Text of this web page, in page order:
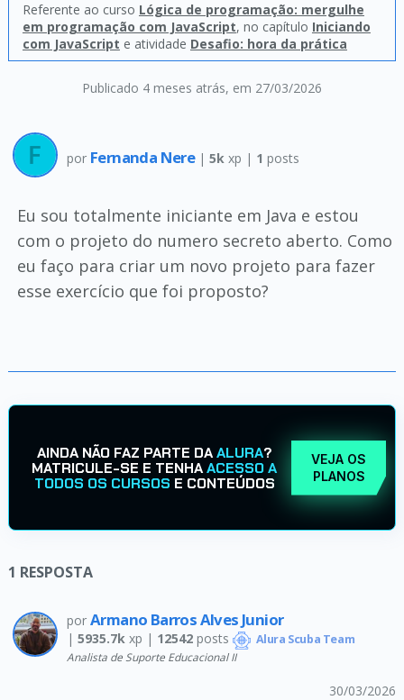
Publicado 4 meses atrás, em 27/03/2026
Referente ao curso Lógica de programação: mergulhe
em programação com JavaScript, no capítulo Iniciando
com JavaScript e atividade Desafio: hora da prática
por Fernanda Nere | 5k xp | 1 posts
Eu sou totalmente iniciante em Java e estou
com o projeto do numero secreto aberto. Como
eu faço para criar um novo projeto para fazer
esse exercício que foi proposto?
AINDA NÃO FAZ PARTE DAALURA?
MATRICULE-SE E TENHAACESSO A
TODOS OS CURSOS E CONTEÚDOS
VEJA OS
PLANOS
1 RESPOSTA
por Armano Barros Alves Junior
| 5935.7kxp | 12542posts Alura Scuba Team
Analista de Suporte Educacional II
30/03/2026